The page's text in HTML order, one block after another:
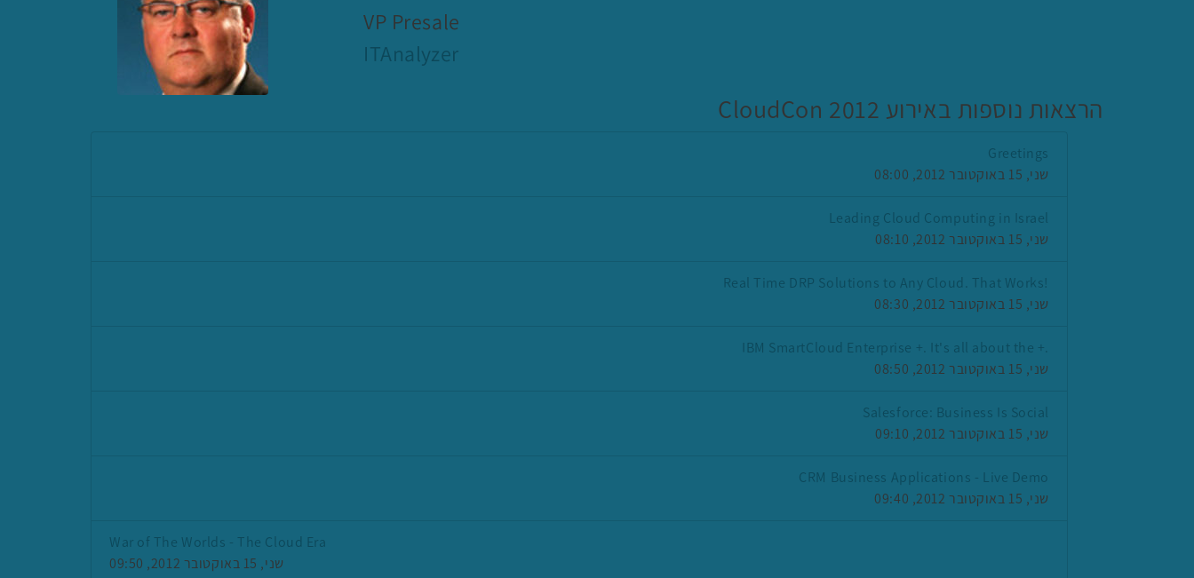
VP Presale
ITAnalyzer
הרצאות נוספות באירוע CloudCon 2012
Greetings
שני, 15 באוקטובר 2012, 08:00
Leading Cloud Computing in Israel
שני, 15 באוקטובר 2012, 08:10
!Real Time DRP Solutions to Any Cloud. That Works
שני, 15 באוקטובר 2012, 08:30
.+ IBM SmartCloud Enterprise +. It's all about the
שני, 15 באוקטובר 2012, 08:50
Salesforce: Business Is Social
שני, 15 באוקטובר 2012, 09:10
CRM Business Applications - Live Demo
שני, 15 באוקטובר 2012, 09:40
War of The Worlds - The Cloud Era
שני, 15 באוקטובר 2012, 09:50